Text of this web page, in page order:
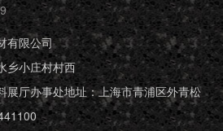
有限公司
乡小庄村村西
展厅办事处地址：上海市青浦区外青松